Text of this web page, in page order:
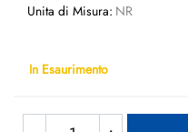
Unita di Misura: NR
In Esaurimento